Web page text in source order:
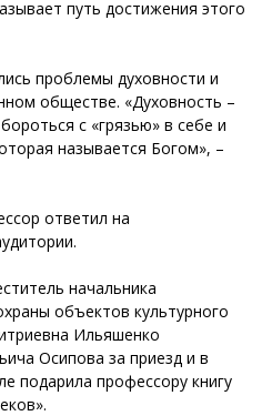
путь достижения этого
проблемы духовности и
обществе. «Духовность –
с «грязью» в себе и
называется Богом», –
ответил на
начальника
объектов культурного
Ильяшенко
Осипова за приезд и в
подарила профессору книгу